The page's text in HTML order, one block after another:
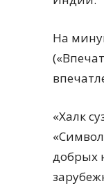
На
«Халк
добрых